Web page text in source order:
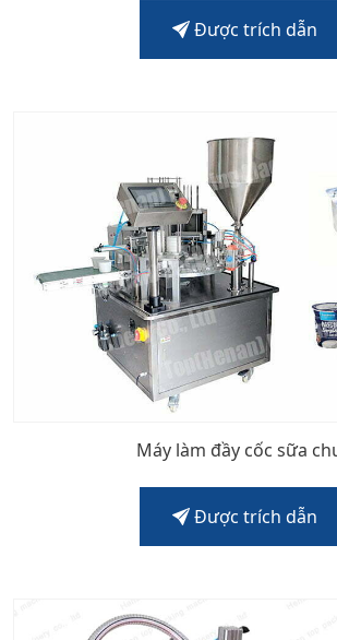
Được trích dẫn
Máy làm đầy cốc sữa
Được trích dẫn